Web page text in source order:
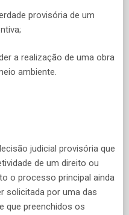
provisória de um
a realização de uma obra
ambiente.
judicial provisória que
de um direito ou
o processo principal ainda
solicitada por uma das
que preenchidos os